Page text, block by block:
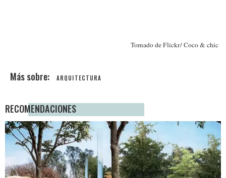
Tomado de Flickr/ Coco & chic
ARQUITECTURA
RECOMENDACIONES